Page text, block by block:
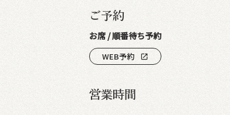
ご予約
お席 / 順番待ち予約
WEB予約 open_in_new
営業時間